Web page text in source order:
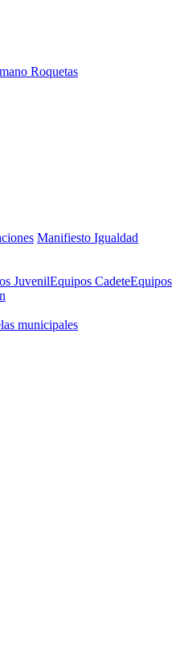
Roquetas
Manifiesto Igualdad
JuvenilEquipos CadeteEquipos
municipales